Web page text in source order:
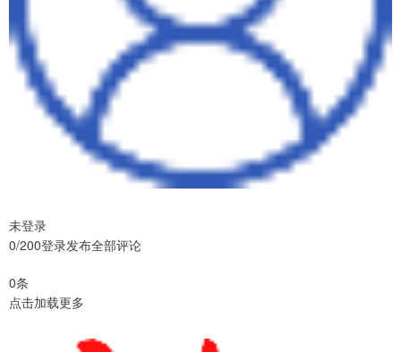
未登录
0/200登录发布全部评论
0条
点击加载更多